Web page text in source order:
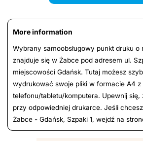
More information
Wybrany samoobsługowy punkt druku o
znajduje się w Żabce pod adresem ul.
miejscowości Gdańsk. Tutaj możesz
wydrukować swoje pliki w formacie A4 z
telefonu/tabletu/komputera. Upewnij się,
przy odpowiedniej drukarce. Jeśli
Żabce - Gdańsk, Szpaki 1, wejdź na